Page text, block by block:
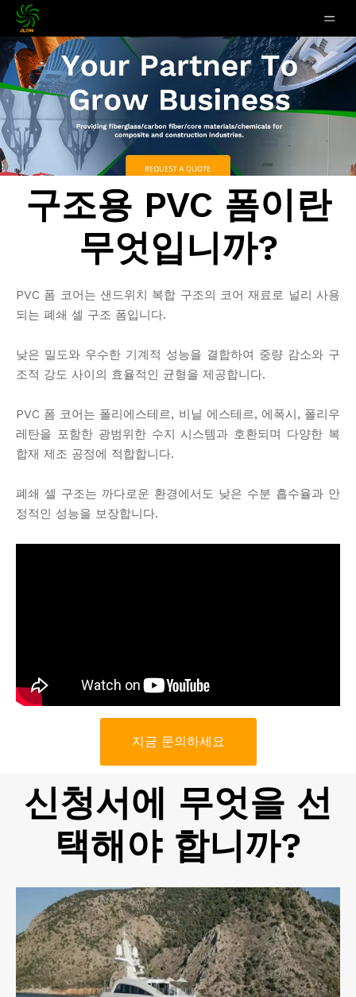
구조용 PVC 폼이란
무엇입니까?
PVC 폼 코어는 샌드위치 복합 구조의 코어 재료로 널리 사용
되는 폐쇄 셀 구조 폼입니다.
낮은 밀도와 우수한 기계적 성능을 결합하여 중량 감소와 구
조적 강도 사이의 효율적인 균형을 제공합니다.
PVC 폼 코어는 폴리에스테르, 비닐 에스테르, 에폭시, 폴리우
레탄을 포함한 광범위한 수지 시스템과 호환되며 다양한 복
합재 제조 공정에 적합합니다.
폐쇄 셀 구조는 까다로운 환경에서도 낮은 수분 흡수율과 안
정적인 성능을 보장합니다.
지금 문의하세요
신청서에 무엇을 선
택해야 합니까?